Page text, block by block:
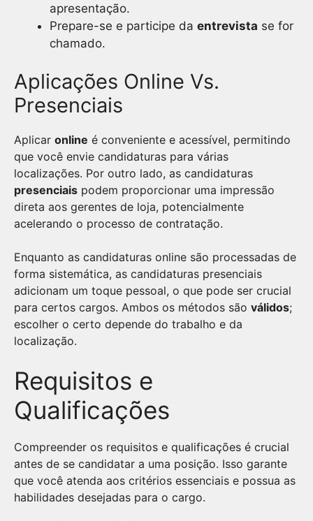
apresentação.
Prepare-se e participe da entrevista se for
chamado.
Aplicações Online Vs.
Presenciais
Aplicar online é conveniente e acessível, permitindo
que você envie candidaturas para várias
localizações. Por outro lado, as candidaturas
presenciais podem proporcionar uma impressão
direta aos gerentes de loja, potencialmente
acelerando o processo de contratação.
Enquanto as candidaturas online são processadas de
forma sistemática, as candidaturas presenciais
adicionam um toque pessoal, o que pode ser crucial
para certos cargos. Ambos os métodos são válidos;
escolher o certo depende do trabalho e da
localização.
Requisitos e
Qualificações
Compreender os requisitos e qualificações é crucial
antes de se candidatar a uma posição. Isso garante
que você atenda aos critérios essenciais e possua as
habilidades desejadas para o cargo.